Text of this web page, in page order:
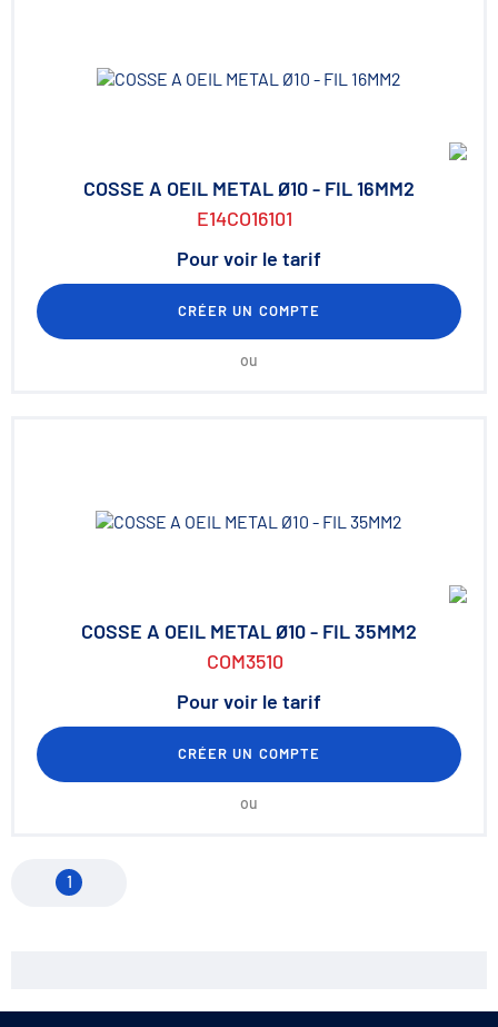
COSSE A OEIL METAL Ø10 - FIL 16MM2
E14CO16101
Pour voir le tarif
CRÉER UN COMPTE
ou
COSSE A OEIL METAL Ø10 - FIL 35MM2
COM3510
Pour voir le tarif
CRÉER UN COMPTE
ou
1